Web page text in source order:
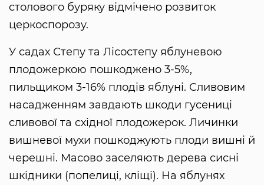
столового буряку відмічено розвиток
церкоспорозу.
У садах Степу та Лісостепу яблуневою
плодожеркою пошкоджено 3-5%,
пильщиком 3-16% плодів яблуні. Сливовим
насадженням завдають шкоди гусениці
сливової та східної плодожерок. Личинки
вишневої мухи пошкоджують плоди вишні й
черешні. Масово заселяють дерева сисні
шкідники (попелиці, кліщі). На яблунях